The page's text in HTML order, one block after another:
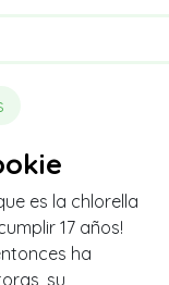
es la chlorella
17 años!
ha
su